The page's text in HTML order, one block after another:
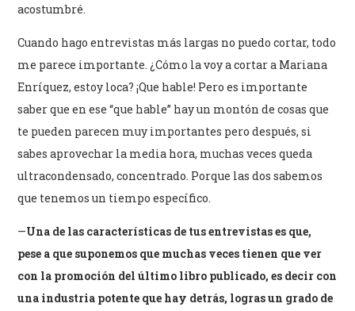
acostumbré.
Cuando hago entrevistas más largas no puedo cortar, todo
me parece importante. ¿Cómo la voy a cortar a Mariana
Enríquez, estoy loca? ¡Que hable! Pero es importante
saber que en ese “que hable” hay un montón de cosas que
te pueden parecen muy importantes pero después, si
sabes aprovechar la media hora, muchas veces queda
ultracondensado, concentrado. Porque las dos sabemos
que tenemos un tiempo específico.
—Una de las características de tus entrevistas es que,
pese a que suponemos que muchas veces tienen que ver
con la promoción del último libro publicado, es decir con
una industria potente que hay detrás, logras un grado de